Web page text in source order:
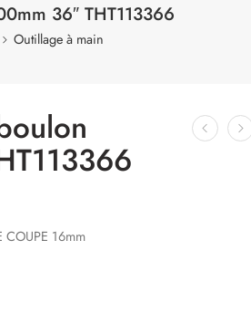
36″ THT113366
Outillage à main
16mm